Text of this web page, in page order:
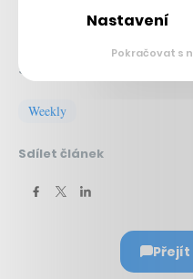
Související témata:
Weekly
Sdílet článek
Přejít
Nastavení
Pokračovat s